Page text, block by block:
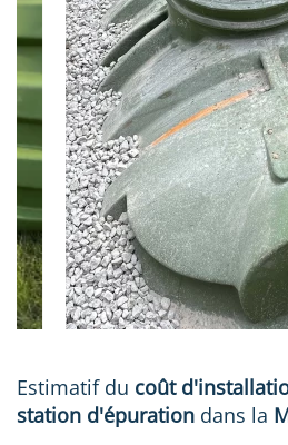
Estimatif du coût
station d'épuration dans la